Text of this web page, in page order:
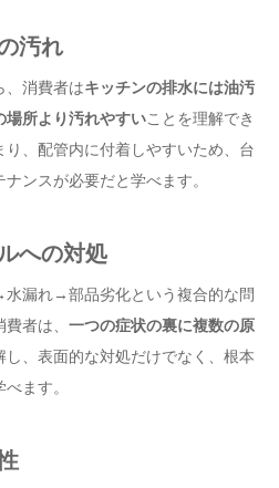
汚れ
、消費者はキッチンの排水には油汚
場所より汚れやすいことを理解でき
、配管内に付着しやすいため、台
ンスが必要だと学べます。
への対処
漏れ→部品劣化という複合的な問
者は、 一つの症状の裏に複数の原
し、表面的な対処だけでなく、根本
ます。